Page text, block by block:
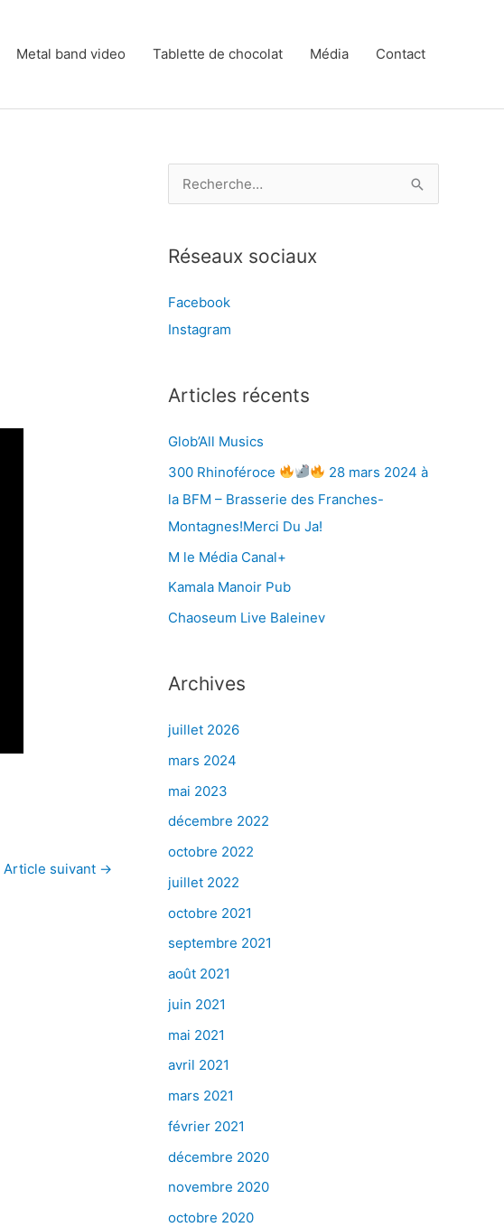
Metal band video Tablette de chocolat Média Contact
Article suivant →
e
h
r
c
e
:
Réseaux sociaux
Facebook
Instagram
Articles récents
Glob’All Musics
300 Rhinoféroce
28 mars 2024 à
la BFM – Brasserie des Franches-
Montagnes!Merci Du Ja!
M le Média Canal+
Kamala Manoir Pub
Chaoseum Live Baleinev
Archives
juillet 2026
mars 2024
mai 2023
décembre 2022
octobre 2022
juillet 2022
octobre 2021
septembre 2021
août 2021
juin 2021
mai 2021
avril 2021
mars 2021
février 2021
décembre 2020
novembre 2020
octobre 2020